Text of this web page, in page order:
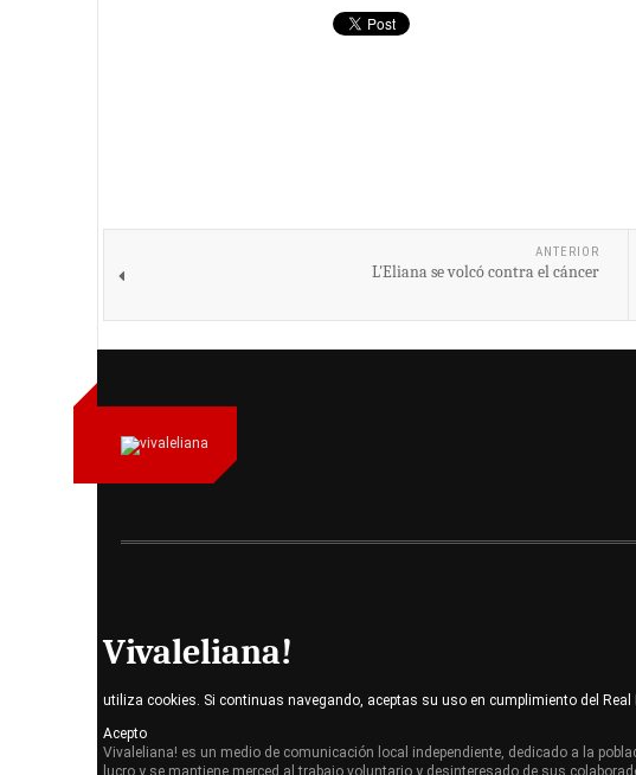
ANTERIOR
L'Eliana se volcó contra el cáncer
Vivaleliana!
utiliza cookies. Si continuas navegando, aceptas su uso en cumplimiento del Real
Acepto
Vivaleliana! es un medio de comunicación local independiente, dedicado a la
lucro y se mantiene merced al trabajo voluntario y desinteresado de sus